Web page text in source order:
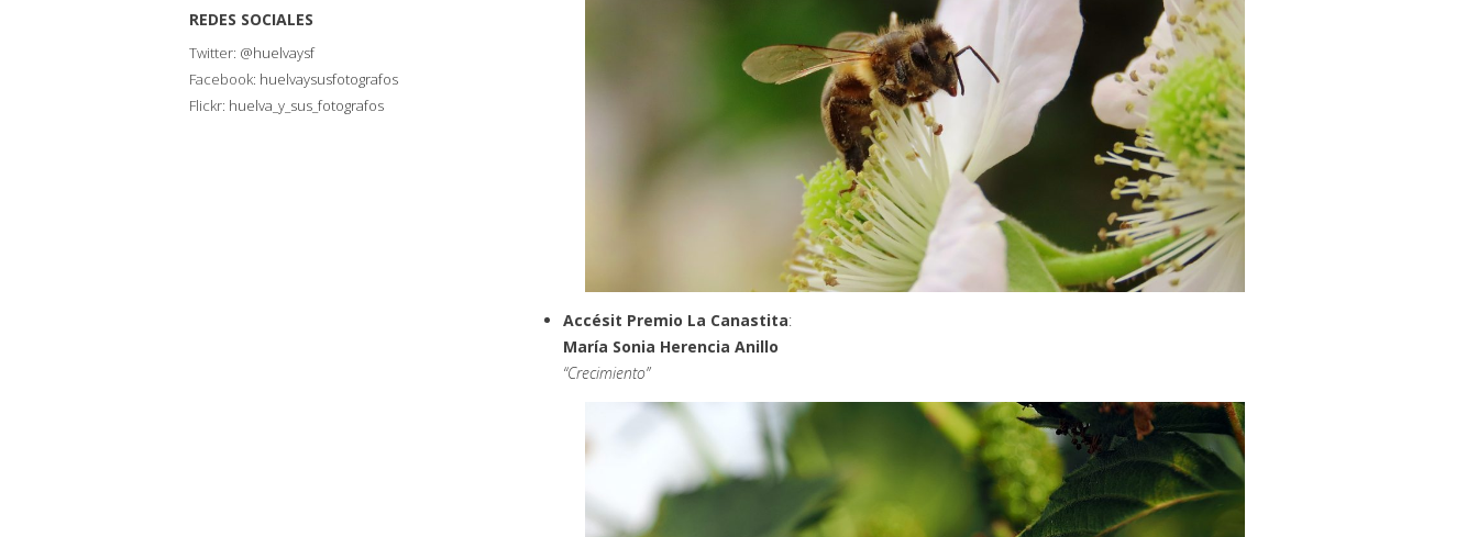
REDES SOCIALES
Twitter: @huelvaysf
Facebook: huelvaysusfotografos
Flickr: huelva_y_sus_fotografos
Accésit Premio La Canastita:
María Sonia Herencia Anillo
“Crecimiento”